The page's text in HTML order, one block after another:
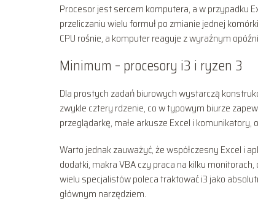
Procesor jest sercem komputera, a w przypadku
przeliczaniu wielu formuł po zmianie jednej
CPU rośnie, a komputer reaguje z wyraźnym
Minimum – procesory i3 i ryzen 3
Dla prostych zadań biurowych wystarczą
zwykle cztery rdzenie, co w typowym biurze
przeglądarkę, małe arkusze Excel i komunikatory,
Warto jednak zauważyć, że współczesny Excel i
dodatki, makra VBA czy praca na kilku
wielu specjalistów poleca traktować i3 jako
głównym narzędziem.